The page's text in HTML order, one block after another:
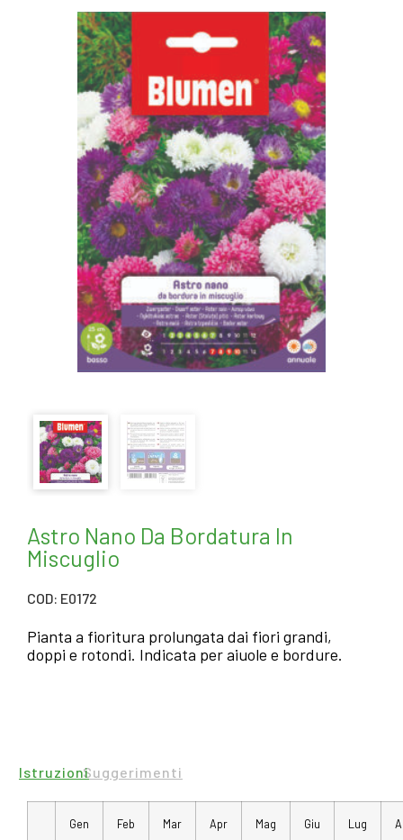
Astro Nano Da Bordatura In
Miscuglio
COD: E0172
Pianta a fioritura prolungata dai fiori grandi,
doppi e rotondi. Indicata per aiuole e bordure.
IstruzioniSuggerimenti
Gen Feb Mar Apr Mag Giu Lug